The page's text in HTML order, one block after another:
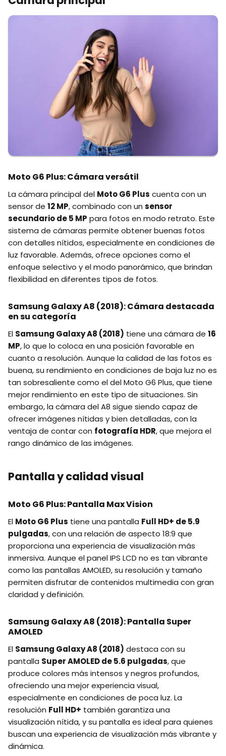
Moto G6 Plus: Cámara versátil
La cámara principal del Moto G6 Plus cuenta con un
sensor de 12 MP, combinado con un sensor
secundario de 5 MP para fotos en modo retrato. Este
sistema de cámaras permite obtener buenas fotos
con detalles nítidos, especialmente en condiciones de
luz favorable. Además, ofrece opciones como el
enfoque selectivo y el modo panorámico, que brindan
flexibilidad en diferentes tipos de fotos.
Samsung Galaxy A8 (2018): Cámara destacada
en su categoría
El Samsung Galaxy A8 (2018) tiene una cámara de 16
MP, lo que lo coloca en una posición favorable en
cuanto a resolución. Aunque la calidad de las fotos es
buena, su rendimiento en condiciones de baja luz no es
tan sobresaliente como el del Moto G6 Plus, que tiene
mejor rendimiento en este tipo de situaciones. Sin
embargo, la cámara del A8 sigue siendo capaz de
ofrecer imágenes nítidas y bien detalladas, con la
ventaja de contar con fotografía HDR, que mejora el
rango dinámico de las imágenes.
Pantalla y calidad visual
Moto G6 Plus: Pantalla Max Vision
El Moto G6 Plus tiene una pantalla Full HD+ de 5.9
pulgadas, con una relación de aspecto 18:9 que
proporciona una experiencia de visualización más
inmersiva. Aunque el panel IPS LCD no es tan vibrante
como las pantallas AMOLED, su resolución y tamaño
permiten disfrutar de contenidos multimedia con gran
claridad y definición.
Samsung Galaxy A8 (2018): Pantalla Super
AMOLED
El Samsung Galaxy A8 (2018) destaca con su
pantalla Super AMOLED de 5.6 pulgadas, que
produce colores más intensos y negros profundos,
ofreciendo una mejor experiencia visual,
especialmente en condiciones de poca luz. La
resolución Full HD+ también garantiza una
visualización nítida, y su pantalla es ideal para quienes
buscan una experiencia de visualización más vibrante y
dinámica.